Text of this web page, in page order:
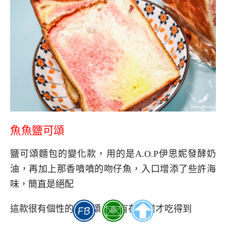
魚魚鹽可頌
鹽可頌麵包的變化款，用的是A.O.P伊思妮發酵奶
油，再加上那香噴噴的吻仔魚，入口增添了些許海
味，簡直是絕配
這款很有個性的鹽可頌，只有在台灣才吃得到